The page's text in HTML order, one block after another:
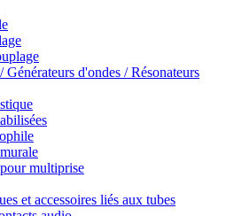
Générateurs d'ondes / Résonateurs
multiprise
et accessoires liés aux tubes